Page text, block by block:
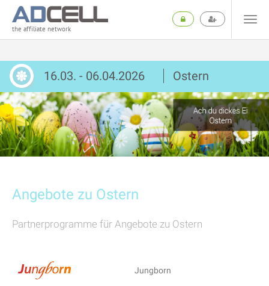
the affiliate network
16.03. - 06.04.2026 Ostern
Angebote zu Ostern
Partnerprogramme für Angebote zu Ostern
Jungborn